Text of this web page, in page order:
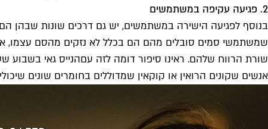
2. פגיעה עקיפה במשתמשים
בנוסף לפגיעה הישירה במשתמשים, יש גם דרכים שונות שבהן
שמשתמשי סמים סובלים מהם הם בכלל לא נזקים מהסם עצמו,
שורת הרווח שלהם. ראינו סיפור דומה לזה עםהנייס גאי בשבוע
אנשים שקונים הרואין או קוקאין שמדוללים בחומרים שונים